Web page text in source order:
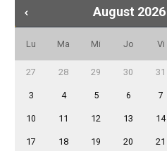
August 2026
Lu Ma Mi Jo Vi
27 28 29 30 31
3 4 5 6 7
10 11 12 13 14
17 18 19 20 21